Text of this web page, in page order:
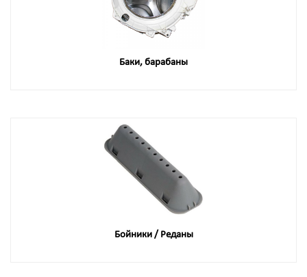
Баки, барабаны
Бойники / Реданы